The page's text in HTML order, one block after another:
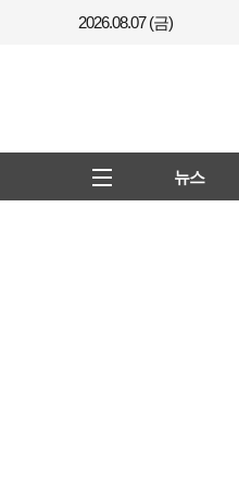
2026.08.07 (금)
전체메뉴
열기/
닫기
뉴스